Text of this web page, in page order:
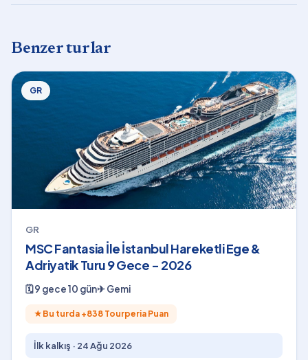
Benzer turlar
GR
GR
MSC Fantasia İle İstanbul Hareketli Ege &
Adriyatik Turu 9 Gece - 2026
🗓9 gece 10 gün✈Gemi
★ Bu turda +838 Tourperia Puan
İlk kalkış · 24 Ağu 2026